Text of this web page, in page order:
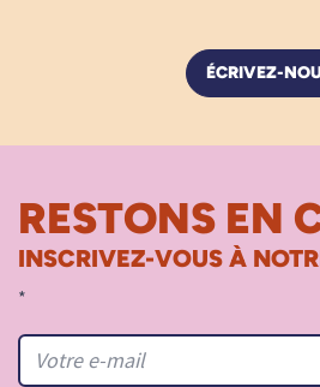
l’univers médical et les
intensif, bénéficie de
des environnements
Imperméabilité totale :
efficacement
l’urine.
contre l’usure
et les griffures.
ÉCRIVEZ-
RESTONS EN
INSCRIVEZ-VOUS À
*